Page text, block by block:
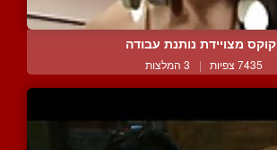
קוקס מצויידת נותנת עבודה
7435 צפיות | 3 המלצות